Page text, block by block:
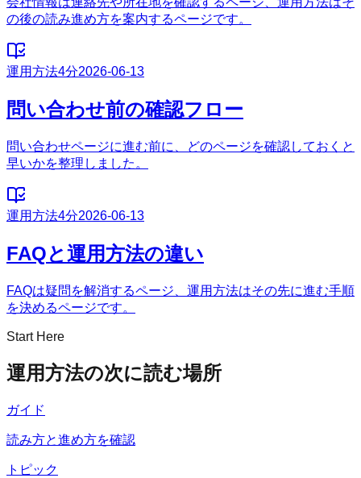
の後の読み進め方を案内するページです。
運用方法4分2026-06-13
問い合わせ前の確認フロー
問い合わせページに進む前に、どのページを確認しておくと
早いかを整理しました。
運用方法4分2026-06-13
FAQと運用方法の違い
FAQは疑問を解消するページ、運用方法はその先に進む手順
を決めるページです。
Start Here
運用方法の次に読む場所
ガイド
読み方と進め方を確認
トピック